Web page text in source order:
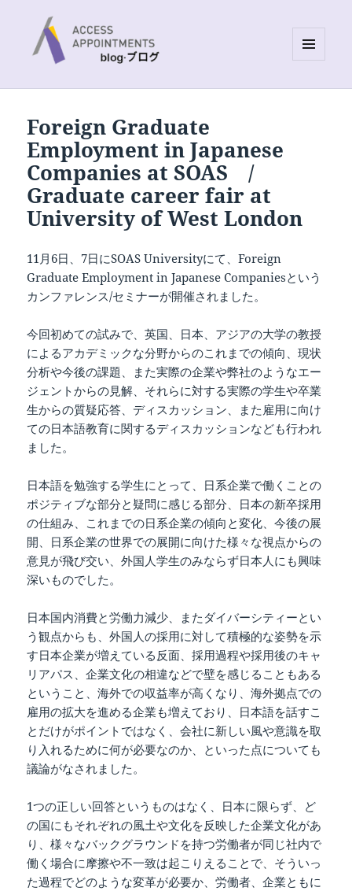
WIDGETS
Foreign Graduate
Employment in Japanese
Companies at SOAS /
Graduate career fair at
University of West London
11月6日、7日にSOAS Universityにて、Foreign
Graduate Employment in Japanese Companiesという
カンファレンス/セミナーが開催されました。
今回初めての試みで、英国、日本、アジアの大学の教授
によるアカデミックな分野からのこれまでの傾向、現状
分析や今後の課題、また実際の企業や弊社のようなエー
ジェントからの見解、それらに対する実際の学生や卒業
生からの質疑応答、ディスカッション、また雇用に向け
ての日本語教育に関するディスカッションなども行われ
ました。
日本語を勉強する学生にとって、日系企業で働くことの
ポジティブな部分と疑問に感じる部分、日本の新卒採用
の仕組み、これまでの日系企業の傾向と変化、今後の展
開、日系企業の世界での展開に向けた様々な視点からの
意見が飛び交い、外国人学生のみならず日本人にも興味
深いものでした。
日本国内消費と労働力減少、またダイバーシティーとい
う観点からも、外国人の採用に対して積極的な姿勢を示
す日本企業が増えている反面、採用過程や採用後のキャ
リアパス、企業文化の相違などで壁を感じることもある
ということ、海外での収益率が高くなり、海外拠点での
雇用の拡大を進める企業も増えており、日本語を話すこ
とだけがポイントではなく、会社に新しい風や意識を取
り入れるために何が必要なのか、といった点についても
議論がなされました。
1つの正しい回答というものはなく、日本に限らず、ど
の国にもそれぞれの風土や文化を反映した企業文化があ
り、様々なバックグラウンドを持つ労働者が同じ社内で
働く場合に摩擦や不一致は起こりえることで、そういっ
た過程でどのような変革が必要か、労働者、企業ともに